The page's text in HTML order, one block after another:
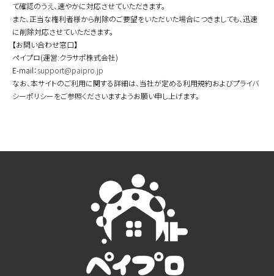
て確認のうえ、速やかに対応させていただきます。
また、正当な権利者様から削除のご要望をいただいた場合につきましても、迅速
に削除対応させていただきます。
【お問い合わせ窓口】
ペイプロ(運営:クラサポ株式会社)
E-mail：support@paipro.jp
なお、本サイトのご利用に関する詳細は、当社が定める利用規約およびプライバ
シーポリシーをご参照くださいますようお願い申し上げます。